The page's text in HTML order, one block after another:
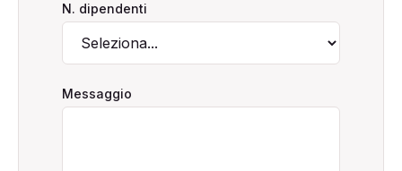
N. dipendenti
Messaggio